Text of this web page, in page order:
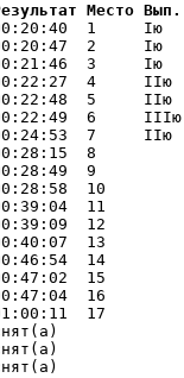
Место Вып.
1     Iю
2     Iю
3     Iю
4     IIю
5     IIю
6     IIIю
7     IIю
00:28:15  8
00:28:49  9
00:28:58  10
00:39:04  11
00:39:09  12
00:40:07  13
00:46:54  14
00:47:02  15
00:47:04  16
01:00:11  17